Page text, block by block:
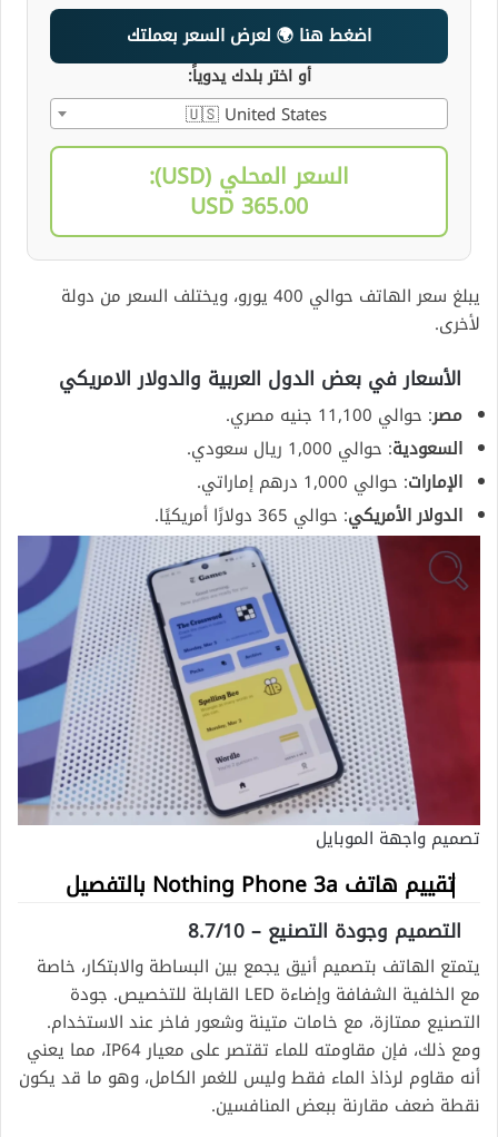
اضغط هنا 🌍 لعرض السعر بعملتك
أو اختر بلدك يدوياً:
🇺🇸 United States
السعر المحلي (USD):
365.00 USD
يبلغ سعر الهاتف حوالي 400 يورو، ويختلف السعر من دولة
لأخرى.
الأسعار في بعض الدول العربية والدولار الامريكي
مصر: حوالي 11,100 جنيه مصري.
السعودية: حوالي 1,000 ريال سعودي.
الإمارات: حوالي 1,000 درهم إماراتي.
الدولار الأمريكي: حوالي 365 دولارًا أمريكيًا.
تصميم واجهة الموبايل
تقييم هاتف Nothing Phone 3a بالتفصيل
التصميم وجودة التصنيع – 8.7/10
يتمتع الهاتف بتصميم أنيق يجمع بين البساطة والابتكار، خاصة
مع الخلفية الشفافة وإضاءة LED القابلة للتخصيص. جودة
التصنيع ممتازة، مع خامات متينة وشعور فاخر عند الاستخدام.
ومع ذلك، فإن مقاومته للماء تقتصر على معيار IP64، مما يعني
أنه مقاوم لرذاذ الماء فقط وليس للغمر الكامل، وهو ما قد يكون
نقطة ضعف مقارنة ببعض المنافسين.